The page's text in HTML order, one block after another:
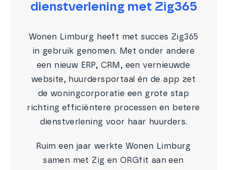
naar:
dienstverlening met Zig365
Wonen Limburg heeft met succes Zig365
in gebruik genomen. Met onder andere
een nieuw ERP, CRM, een vernieuwde
website, huurdersportaal én de app zet
de woningcorporatie een grote stap
richting efficiëntere processen en betere
dienstverlening voor haar huurders.
Ruim een jaar werkte Wonen Limburg
samen met Zig en ORGfit aan een